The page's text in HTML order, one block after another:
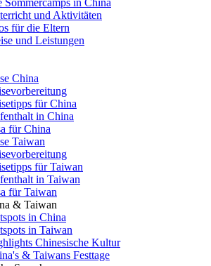
Sommercamps in China
und Aktivitäten
für die Eltern
und Leistungen
China
für China
in China
für China
Taiwan
für Taiwan
in Taiwan
für Taiwan
& Taiwan
in China
in Taiwan
Chinesische Kultur
& Taiwans Festtage